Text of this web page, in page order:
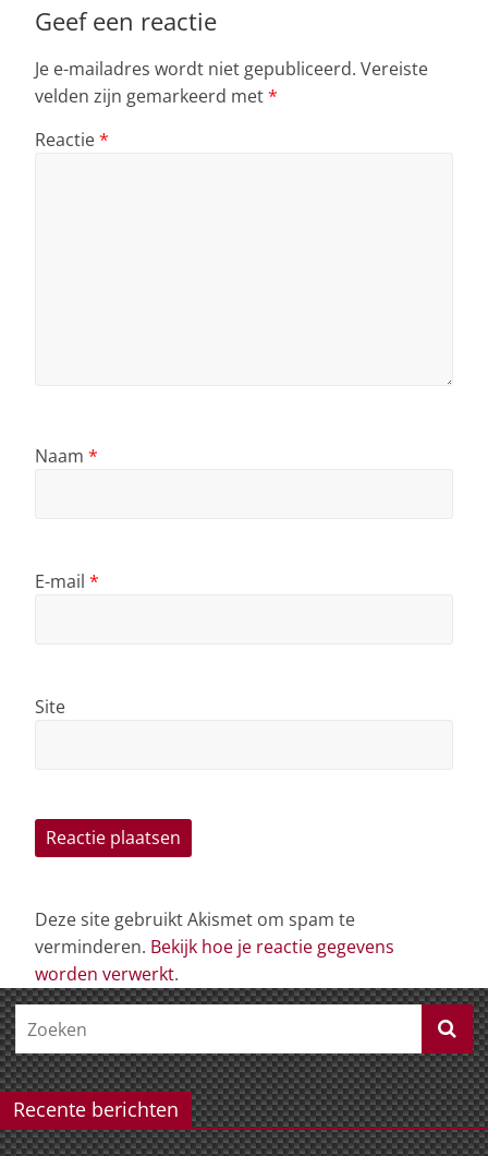
Geef een reactie
Je e-mailadres wordt niet gepubliceerd. Vereiste
velden zijn gemarkeerd met*
Reactie*
Naam *
E-mail *
Site
Deze site gebruikt Akismet om spam te
verminderen. Bekijk hoe je reactie gegevens
worden verwerkt.
Recente berichten